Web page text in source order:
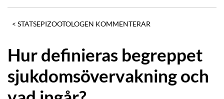
STATSEPIZOOTOLOGEN KOMMENTERAR
Hur definieras begreppet
sjukdomsövervakning och